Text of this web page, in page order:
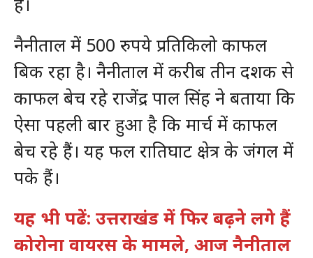
नैनीताल में 500 रुपये प्रतिकिलो काफल
बिक रहा है। नैनीताल में करीब तीन दशक से
काफल बेच रहे राजेंद्र पाल सिंह ने बताया कि
ऐसा पहली बार हुआ है कि मार्च में काफल
बेच रहे हैं। यह फल रातिघाट क्षेत्र के जंगल में
पके हैं।
यह भी पढें: उत्तराखंड में फिर बढ़ने लगे हैं
कोरोना वायरस के मामले, आज नैनीताल